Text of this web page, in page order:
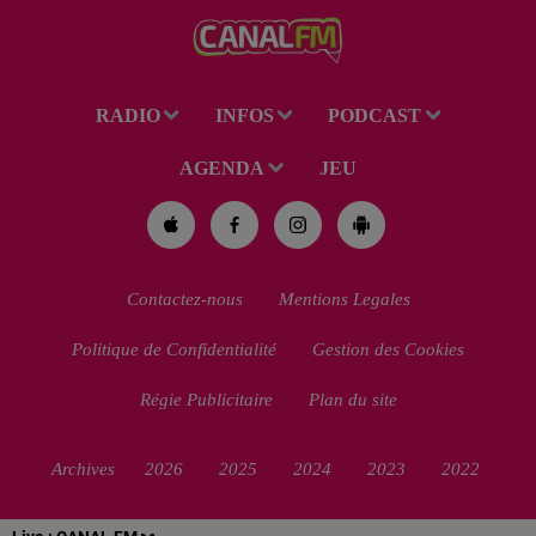
RADIO INFOS PODCAST
AGENDA JEU
Contactez-nous Mentions Legales
Politique de Confidentialité Gestion des Cookies
Régie Publicitaire Plan du site
Archives 2026 2025 2024 2023 2022